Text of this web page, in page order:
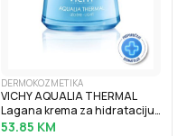
DERMOKOZMETIKA
VICHY AQUALIA THERMAL
Lagana krema za hidrataciju
kože s hijaluronskom
53.85 KM